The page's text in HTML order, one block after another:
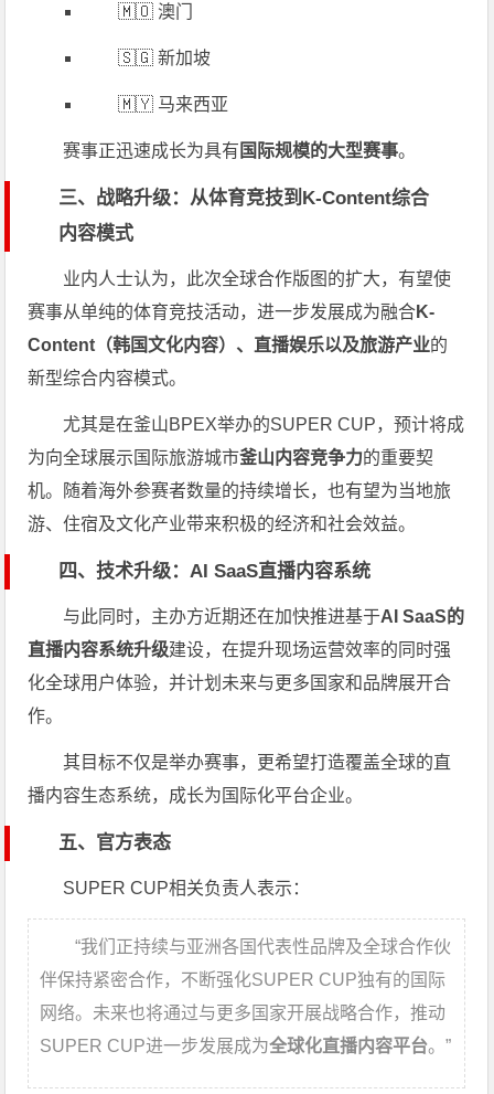
🇲🇴 澳门
🇸🇬 新加坡
🇲🇾 马来西亚
赛事正迅速成长为具有 国际规模的大型赛事。
三、战略升级：从体育竞技到K-Content综合
内容模式
业内人士认为，此次全球合作版图的扩大，有望使
赛事从单纯的体育竞技活动，进一步发展成为融合K-
Content（韩国文化内容）、直播娱乐以及旅游产业的
新型综合内容模式。
尤其是在釜山BPEX举办的SUPER CUP，预计将成
为向全球展示国际旅游城市釜山内容竞争力的重要契
机。随着海外参赛者数量的持续增长，也有望为当地旅
游、住宿及文化产业带来积极的经济和社会效益。
四、技术升级：AI SaaS直播内容系统
与此同时，主办方近期还在加快推进基于AI SaaS的
直播内容系统升级建设，在提升现场运营效率的同时强
化全球用户体验，并计划未来与更多国家和品牌展开合
作。
其目标不仅是举办赛事，更希望打造覆盖全球的直
播内容生态系统，成长为国际化平台企业。
五、官方表态
SUPER CUP相关负责人表示：
“我们正持续与亚洲各国代表性品牌及全球合作伙
伴保持紧密合作，不断强化SUPER CUP独有的国际
网络。未来也将通过与更多国家开展战略合作，推动
SUPER CUP进一步发展成为全球化直播内容平台。”